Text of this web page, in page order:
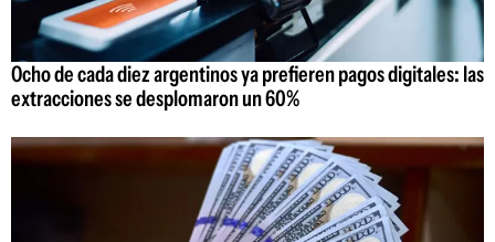
Ocho de cada diez argentinos ya prefieren pagos digitales: las
extracciones se desplomaron un 60%